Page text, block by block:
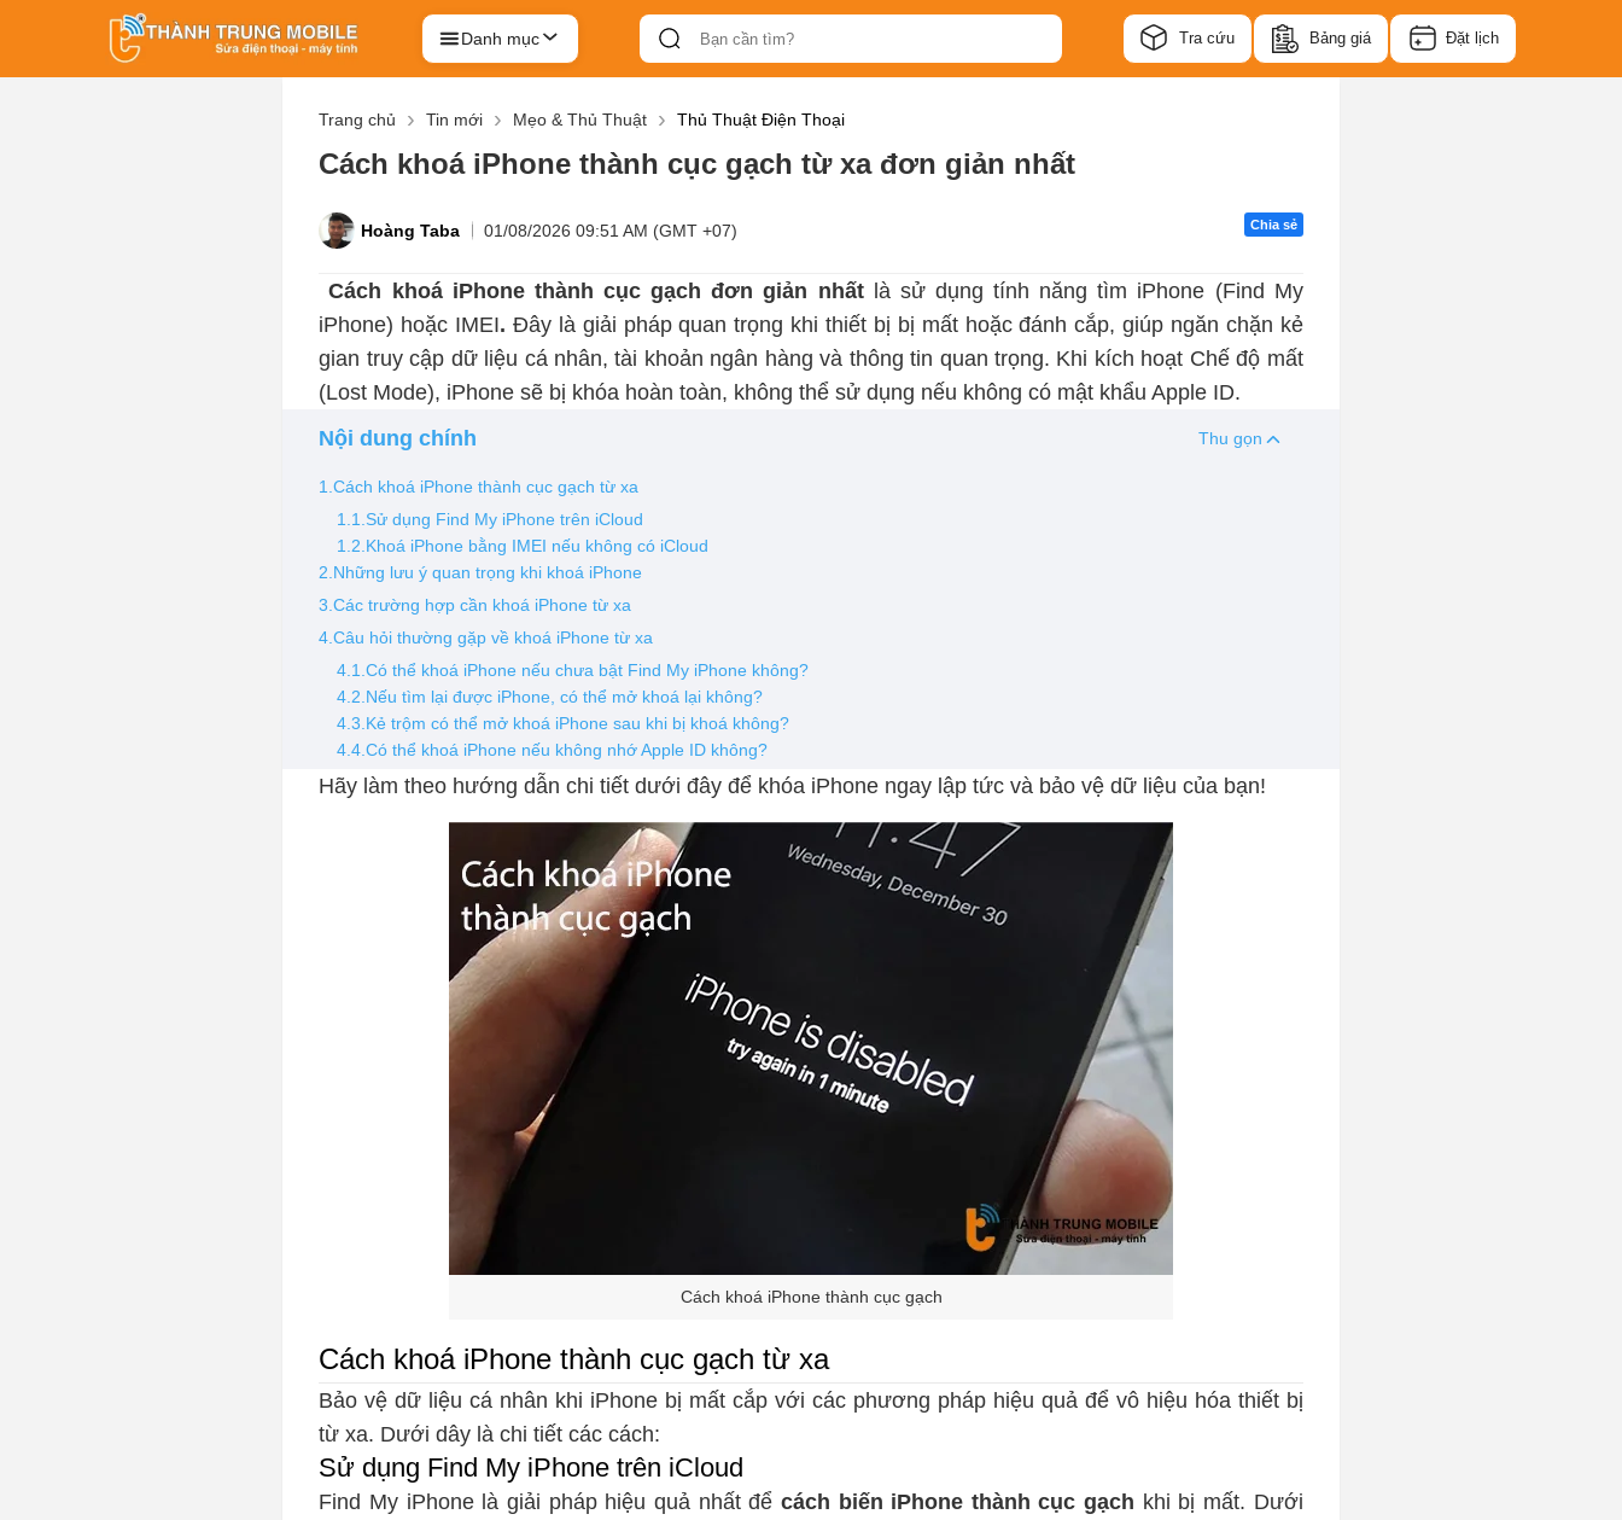
Danh mục Tra cứu Bảng giá Đặt lịch
Trang chủ Tin mới Mẹo & Thủ Thuật Thủ Thuật Điện Thoại
Cách khoá iPhone thành cục gạch từ xa đơn giản nhất
Hoàng Taba 01/08/2026 09:51 AM (GMT +07) Chia sẻ
Cách khoá iPhone thành cục gạch đơn giản nhấtlà sử dụng tính năng tìm iPhone (Find My
iPhone) hoặc IMEI. Đây là giải pháp quan trọng khi thiết bị bị mất hoặc đánh cắp, giúp ngăn chặn kẻ
gian truy cập dữ liệu cá nhân, tài khoản ngân hàng và thông tin quan trọng. Khi kích hoạt Chế độ mất
(Lost Mode), iPhone sẽ bị khóa hoàn toàn, không thể sử dụng nếu không có mật khẩu Apple ID.
Nội dung chính
Thu gọn
1.Cách khoá iPhone thành cục gạch từ xa
1.1.Sử dụng Find My iPhone trên iCloud
1.2.Khoá iPhone bằng IMEI nếu không có iCloud
2.Những lưu ý quan trọng khi khoá iPhone
3.Các trường hợp cần khoá iPhone từ xa
4.Câu hỏi thường gặp về khoá iPhone từ xa
4.1.Có thể khoá iPhone nếu chưa bật Find My iPhone không?
4.2.Nếu tìm lại được iPhone, có thể mở khoá lại không?
4.3.Kẻ trộm có thể mở khoá iPhone sau khi bị khoá không?
4.4.Có thể khoá iPhone nếu không nhớ Apple ID không?
Hãy làm theo hướng dẫn chi tiết dưới đây để khóa iPhone ngay lập tức và bảo vệ dữ liệu của bạn!
Cách khoá iPhone thành cục gạch
Cách khoá iPhone thành cục gạch từ xa
Bảo vệ dữ liệu cá nhân khi iPhone bị mất cắp với các phương pháp hiệu quả để vô hiệu hóa thiết bị
từ xa. Dưới dây là chi tiết các cách:
Sử dụng Find My iPhone trên iCloud
Find My iPhone là giải pháp hiệu quả nhất để cách biến iPhone thành cục gạch khi bị mất. Dưới